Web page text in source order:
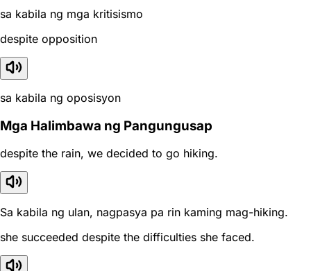
sa kabila ng mga kritisismo
despite opposition
sa kabila ng oposisyon
Mga Halimbawa ng Pangungusap
despite the rain, we decided to go hiking.
Sa kabila ng ulan, nagpasya pa rin kaming mag-hiking.
she succeeded despite the difficulties she faced.